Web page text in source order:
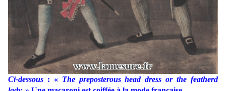
Ci-dessous : « The preposterous head dress or the featherd